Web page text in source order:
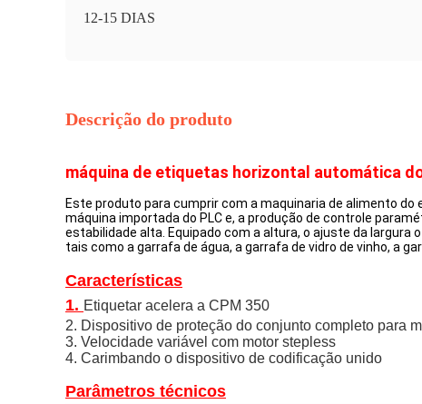
12-15 DIAS
Descrição do produto
máquina de etiquetas horizontal automática
Este produto para cumprir com a maquinaria de alimento
máquina importada do PLC e, a produção de controle
estabilidade alta. Equipado com a altura, o ajuste da
tais como a garrafa de água, a garrafa de vidro de vinho, a
Características
1. Etiquetar acelera a CPM 350
2. Dispositivo de proteção do conjunto completo para
3. Velocidade variável com motor stepless
4. Carimbando o dispositivo de codificação unido
Parâmetros técnicos